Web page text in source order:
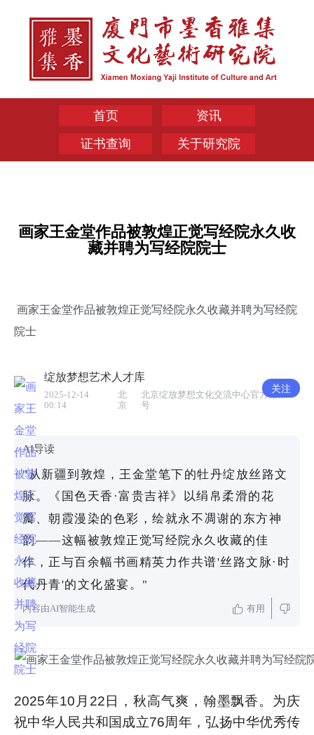
首页
资讯
证书查询
关于研究院
画家王金堂作品被敦煌正觉写经院永久收
藏并聘为写经院院士
画家王金堂作品被敦煌正觉写经院永久收藏并聘为写经院
院士
绽放梦想艺术人才库
2025-12-14
00:14
北
京
北京绽放梦想文化交流中心官方账
号
关注
AI导读
"从新疆到敦煌，王金堂笔下的牡丹绽放丝路文
脉。《国色天香·富贵吉祥》以绢帛柔滑的花
瓣、朝霞漫染的色彩，绘就永不凋谢的东方神
韵——这幅被敦煌正觉写经院永久收藏的佳
作，正与百余幅书画精英力作共谱'丝路文脉·时
代丹青'的文化盛宴。"
内容由AI智能生成 有用
2025年10月22日，秋高气爽，翰墨飘香。为庆
祝中华人民共和国成立76周年，弘扬中华优秀传